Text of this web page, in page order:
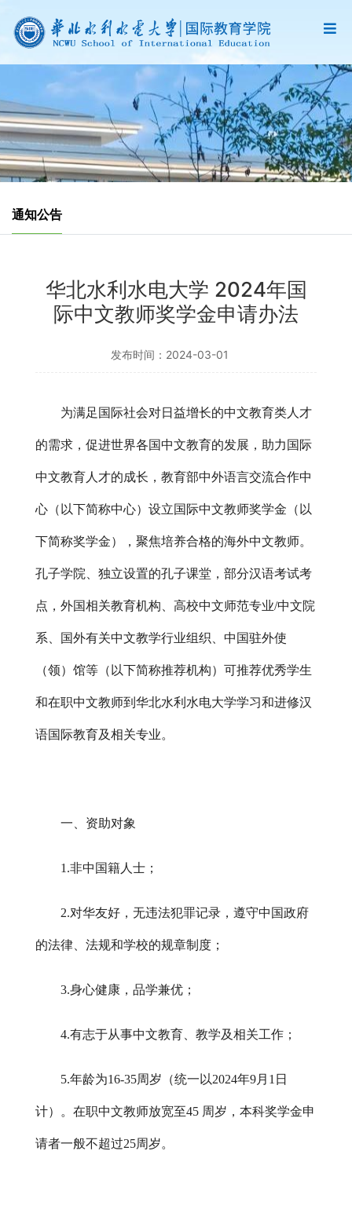
通知公告
华北水利水电大学 2024年国
际中文教师奖学金申请办法
发布时间：2024-03-01
为满足国际社会对日益增长的中文教育类人才
的需求，促进世界各国中文教育的发展，助力国际
中文教育人才的成长，教育部中外语言交流合作中
心（以下简称中心）设立国际中文教师奖学金（以
下简称奖学金），聚焦培养合格的海外中文教师。
孔子学院、独立设置的孔子课堂，部分汉语考试考
点，外国相关教育机构、高校中文师范专业/中文院
系、国外有关中文教学行业组织、中国驻外使
（领）馆等（以下简称推荐机构）可推荐优秀学生
和在职中文教师到华北水利水电大学学习和进修汉
语国际教育及相关专业。
一、资助对象
1.非中国籍人士；
2.对华友好，无违法犯罪记录，遵守中国政府
的法律、法规和学校的规章制度；
3.身心健康，品学兼优；
4.有志于从事中文教育、教学及相关工作；
5.年龄为16-35周岁（统一以2024年9月1日
计）。在职中文教师放宽至45 周岁，本科奖学金申
请者一般不超过25周岁。